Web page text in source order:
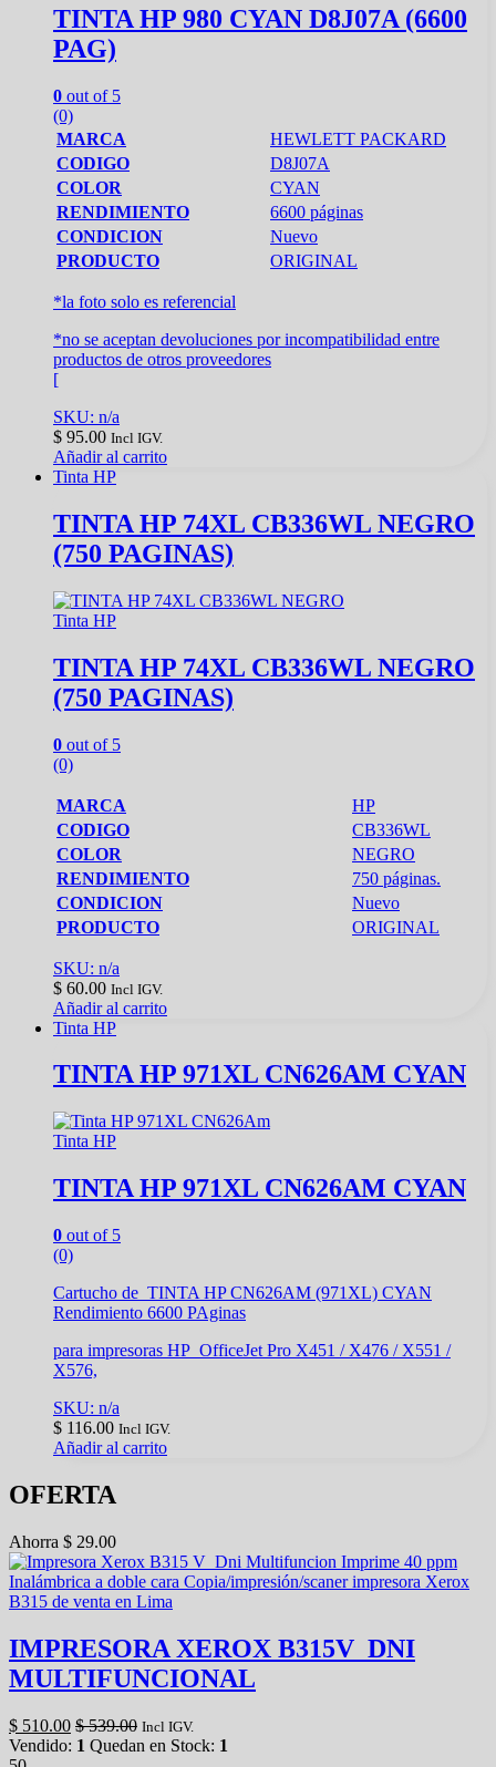
TINTA HP 980 CYAN D8J07A (6600
PAG)
0 out of 5
(0)
MARCA
HEWLETT PACKARD
CODIGO
D8J07A
COLOR
CYAN
RENDIMIENTO
6600 páginas
CONDICION
Nuevo
PRODUCTO
ORIGINAL
*la foto solo es referencial
*no se aceptan devoluciones por incompatibilidad entre
productos de otros proveedores
[
SKU: n/a
$ 95.00 Incl IGV.
Añadir al carrito
Tinta HP
TINTA HP 74XL CB336WL NEGRO
(750 PAGINAS)
Tinta HP
TINTA HP 74XL CB336WL NEGRO
(750 PAGINAS)
0 out of 5
(0)
MARCA
HP
CODIGO
CB336WL
COLOR
NEGRO
RENDIMIENTO
750 páginas.
CONDICION
Nuevo
PRODUCTO
ORIGINAL
SKU: n/a
$ 60.00 Incl IGV.
Añadir al carrito
Tinta HP
TINTA HP 971XL CN626AM CYAN
Tinta HP
TINTA HP 971XL CN626AM CYAN
0 out of 5
(0)
Cartucho de TINTA HP CN626AM (971XL) CYAN
Rendimiento 6600 PAginas
para impresoras HP OfficeJet Pro X451 / X476 / X551 /
X576,
SKU: n/a
$ 116.00 Incl IGV.
Añadir al carrito
OFERTA
Ahorra $ 29.00
IMPRESORA XEROX B315V_DNI
MULTIFUNCIONAL
$ 510.00 $539.00 Incl IGV.
Vendido: 1 Quedan en Stock: 1